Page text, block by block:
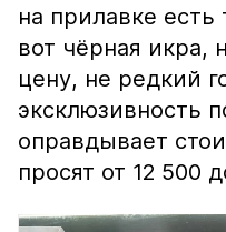
на прилавке есть
вот чёрная икра,
цену, не редкий
эксклюзивность
оправдывает
просят от 12 500